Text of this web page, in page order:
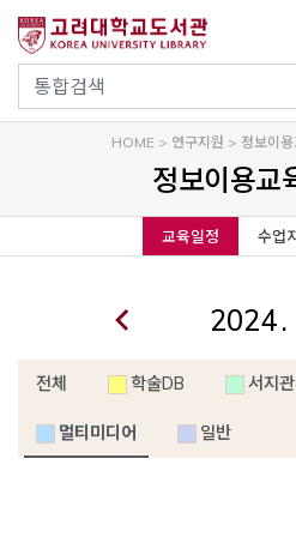
건
기
통합검색
사이트내 검색
HOME> 연구지원 > 정보이
정보이용
교육일정 수업
.
전체 학술DB 서지관
멀티미디어 일반